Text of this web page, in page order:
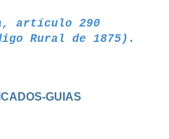
artículo 290
Rural de 1875).
GUIAS